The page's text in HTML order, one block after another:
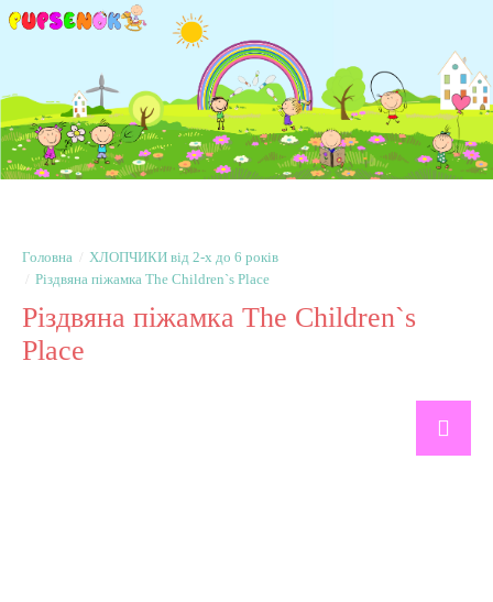
ХЛОПЧИКИ від 2-х до 6 років
Різдвяна піжамка The Children`s Place
Різдвяна піжамка The Children`s
Place